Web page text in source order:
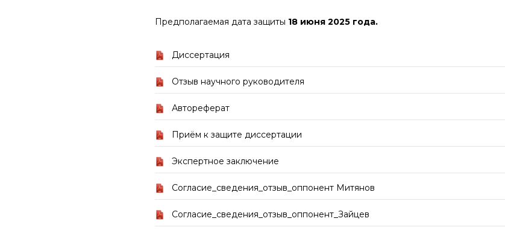
Предполагаемая дата защиты 18 июня 2025 года.
Диссертация
Отзыв научного руководителя
Автореферат
Приём к защите диссертации
Экспертное заключение
Согласие_сведения_отзыв_оппонент Митянов
Согласие_сведения_отзыв_оппонент_Зайцев